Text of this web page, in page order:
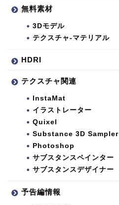
無料素材
3Dモデル
テクスチャ-マテリアル
HDRI
テクスチャ関連
InstaMat
イラストレーター
Quixel
Substance 3D Sampler
Photoshop
サブスタンスペインター
サブスタンスデザイナー
予告編情報